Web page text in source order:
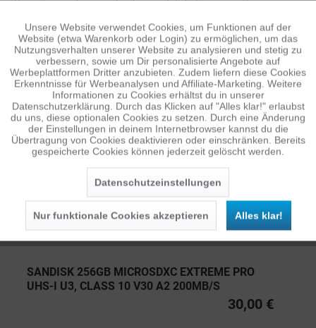
ÄHNLICHE ARTIKEL
Diese Artikel sind dem Produkt ähnlich ...mehr
Persönliche Empfehlungen
SANDISK 256GB MICROSDXC EXTREME PRO
UHS-I U3, CLASS 10 V30 A2 200MB/S
30,00 €
Funktionale Aktiv
Tracking Inaktiv
Personalisierung Inaktiv
Service Inaktiv
Unsere Website verwendet Cookies, um Funktionen auf der
Website (etwa Warenkorb oder Login) zu ermöglichen, um das
Nutzungsverhalten unserer Website zu analysieren und stetig zu
verbessern, sowie um Dir personalisierte Angebote auf
Werbeplattformen Dritter anzubieten. Zudem liefern diese Cookies
Erkenntnisse für Werbeanalysen und Affiliate-Marketing. Weitere
Informationen zu Cookies erhältst du in unserer
Datenschutzerklärung. Durch das Klicken auf "Alles klar!" erlaubst
du uns, diese optionalen Cookies zu setzen. Durch eine Änderung
der Einstellungen in deinem Internetbrowser kannst du die
Übertragung von Cookies deaktivieren oder einschränken. Bereits
gespeicherte Cookies können jederzeit gelöscht werden.
Datenschutzeinstellungen
Nur funktionale Cookies akzeptieren Alles klar!